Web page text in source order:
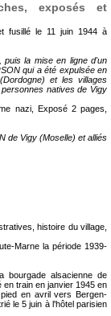
exposés et
fusillé le 11 juin 1944 à
puis la mise en ligne d'un
qui a été expulsée en
et les villages
natives de Vigy
nazi, Exposé 2 pages,
de Vigy (Moselle) et alliés
histoire du village,
Marne la période 1939-
alsacienne de
train en janvier 1945 en
en avril vers Bergen-
le 5 juin à l'hôtel parisien